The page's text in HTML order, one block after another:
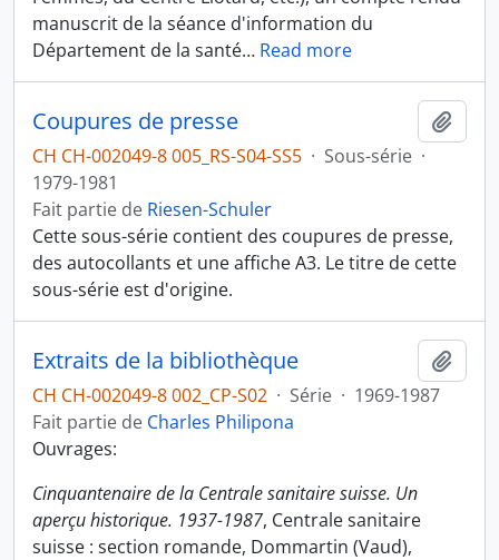
manuscrit de la séance d'information du
Département de la santé… Read more
Coupures de presse
CH CH-002049-8 005_RS-S04-SS5 · Sous-série ·
1979-1981
Fait partie de Riesen-Schuler
Cette sous-série contient des coupures de presse,
des autocollants et une affiche A3. Le titre de cette
sous-série est d'origine.
Extraits de la bibliothèque
CH CH-002049-8 002_CP-S02 · Série · 1969-1987
Fait partie de Charles Philipona
Ouvrages:
Cinquantenaire de la Centrale sanitaire suisse. Un
aperçu historique. 1937-1987, Centrale sanitaire
suisse : section romande, Dommartin (Vaud),